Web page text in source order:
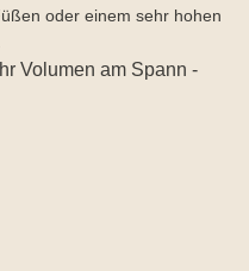
oder einem sehr hohen
Volumen am Spann -